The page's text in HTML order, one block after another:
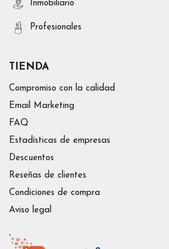
Inmobiliario
Profesionales
TIENDA
Compromiso con la calidad
Email Marketing
FAQ
Estadísticas de empresas
Descuentos
Reseñas de clientes
Condiciones de compra
Aviso legal